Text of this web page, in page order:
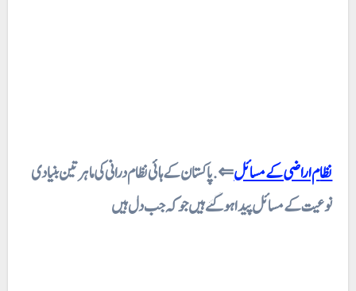
نظام اراضی کے مسائل⇐.پاکستان کے ہائی نظام درانی کی ماہر تین بنیادی
نوعیت کے مسائل پیدا ہو گئے ہیں جو کہ جب دل ہیں